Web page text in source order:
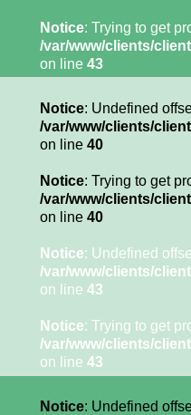
Notice: Trying to get
/var/www/clients/
on line 43
Notice: Undefined
/var/www/clients/
on line 40
Notice: Trying to get
/var/www/clients/
on line 40
Notice: Undefined
/var/www/clients/
on line 43
Notice: Trying to get
/var/www/clients/
on line 43
Notice: Undefined